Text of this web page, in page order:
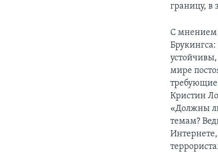
границу, в
С мнением
мире
требующие
Кристин
«Должны
темам?